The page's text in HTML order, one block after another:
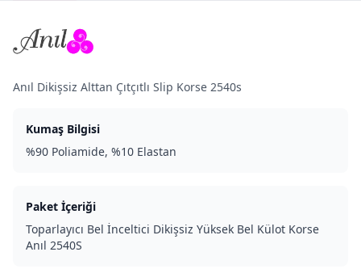
Anıl Dikişsiz Alttan Çıtçıtlı Slip Korse 2540s
Kumaş Bilgisi
%90 Poliamide, %10 Elastan
Paket İçeriği
Toparlayıcı Bel İnceltici Dikişsiz Yüksek Bel Külot Korse
Anıl 2540S